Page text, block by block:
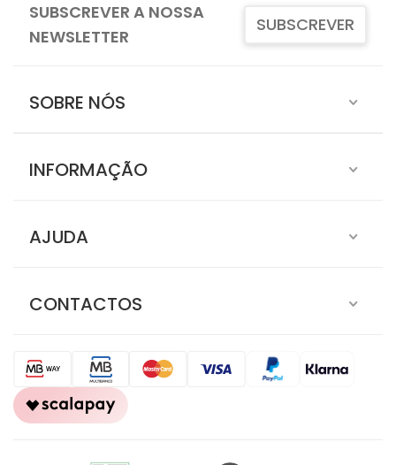
SUBSCREVER A NOSSA
NEWSLETTER
SUBSCREVER
SOBRE NÓS
INFORMAÇÃO
AJUDA
CONTACTOS